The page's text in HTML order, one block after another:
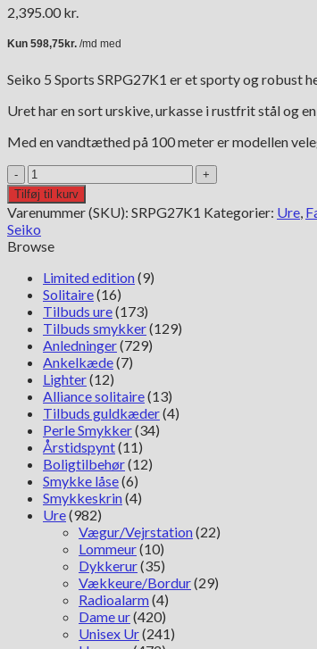
2,395.00 kr.
Seiko 5 Sports SRPG27K1 er et sporty og robust
Uret har en sort urskive, urkasse i rustfrit stål og
Med en vandtæthed på 100 meter er modellen
Seiko
5
Sports
SRPG27K1
antal
Tilføj til kurv
Varenummer (SKU): SRPG27K1 Kategorier: Ure,
Seiko
Browse
Limited edition(9)
Solitaire(16)
Tilbuds ure(173)
Tilbuds smykker(129)
Anledninger(729)
Ankelkæde(7)
Lighter(12)
Alliance solitaire(13)
Tilbuds guldkæder(4)
Perle Smykker(34)
Årstidspynt(11)
Boligtilbehør(12)
Smykke låse(6)
Smykkeskrin(4)
Ure(982)
Vægur/Vejrstation(22)
Lommeur(10)
Dykkerur(35)
Vækkeure/Bordur(29)
Radioalarm(4)
Dame ur(420)
Unisex Ur(241)